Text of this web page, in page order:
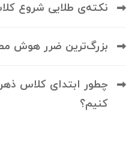
نکته‌ی طلایی شروع
بزرگ‌ترین ضرر هوش
چطور ابتدای کلاس
کنیم؟